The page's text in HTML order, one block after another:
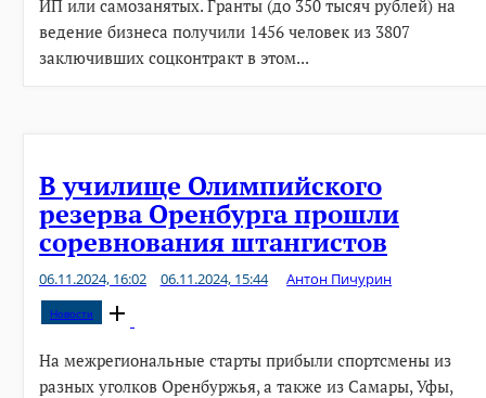
ИП или самозанятых. Гранты (до 350 тысяч рублей) на
ведение бизнеса получили 1456 человек из 3807
заключивших соцконтракт в этом...
В училище Олимпийского
резерва Оренбурга прошли
соревнования штангистов
06.11.2024, 16:02 06.11.2024, 15:44 Антон Пичурин
Новости
Open
post
На межрегиональные старты прибыли спортсмены из
разных уголков Оренбуржья, а также из Самары, Уфы,